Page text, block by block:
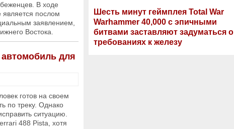
В ходе
является послом
заявлением,
Востока.
для
готов на своем
по треку. Однако
ситуацию.
488 Pista, хотя
Шесть минут геймплея Total War
Warhammer 40,000 с эпичными
битвами заставляют задуматься о
требованиях к железу